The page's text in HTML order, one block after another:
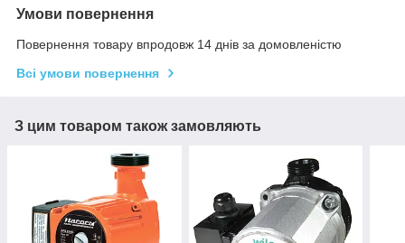
Умови повернення
Повернення товару впродовж 14 днів за домовленістю
Всі умови повернення
З цим товаром також замовляють